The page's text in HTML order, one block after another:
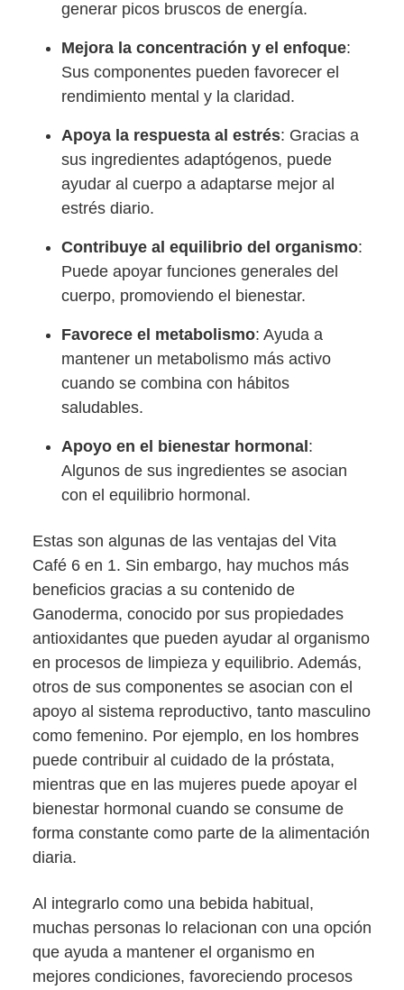
generar picos bruscos de energía.
Mejora la concentración y el enfoque:
Sus componentes pueden favorecer el
rendimiento mental y la claridad.
Apoya la respuesta al estrés: Gracias a
sus ingredientes adaptógenos, puede
ayudar al cuerpo a adaptarse mejor al
estrés diario.
Contribuye al equilibrio del organismo:
Puede apoyar funciones generales del
cuerpo, promoviendo el bienestar.
Favorece el metabolismo: Ayuda a
mantener un metabolismo más activo
cuando se combina con hábitos
saludables.
Apoyo en el bienestar hormonal:
Algunos de sus ingredientes se asocian
con el equilibrio hormonal.
Estas son algunas de las ventajas del Vita
Café 6 en 1. Sin embargo, hay muchos más
beneficios gracias a su contenido de
Ganoderma, conocido por sus propiedades
antioxidantes que pueden ayudar al organismo
en procesos de limpieza y equilibrio. Además,
otros de sus componentes se asocian con el
apoyo al sistema reproductivo, tanto masculino
como femenino. Por ejemplo, en los hombres
puede contribuir al cuidado de la próstata,
mientras que en las mujeres puede apoyar el
bienestar hormonal cuando se consume de
forma constante como parte de la alimentación
diaria.
Al integrarlo como una bebida habitual,
muchas personas lo relacionan con una opción
que ayuda a mantener el organismo en
mejores condiciones, favoreciendo procesos